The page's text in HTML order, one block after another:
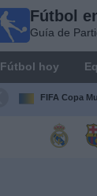
Fútbol
Guía de
Fútbol hoy
FIFA Copa